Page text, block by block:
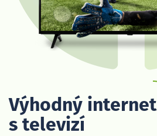
Výhodný internet
s televizí